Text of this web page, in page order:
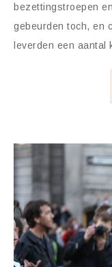
bezettingstroepen
gebeurden toch, en
leverden een aantal